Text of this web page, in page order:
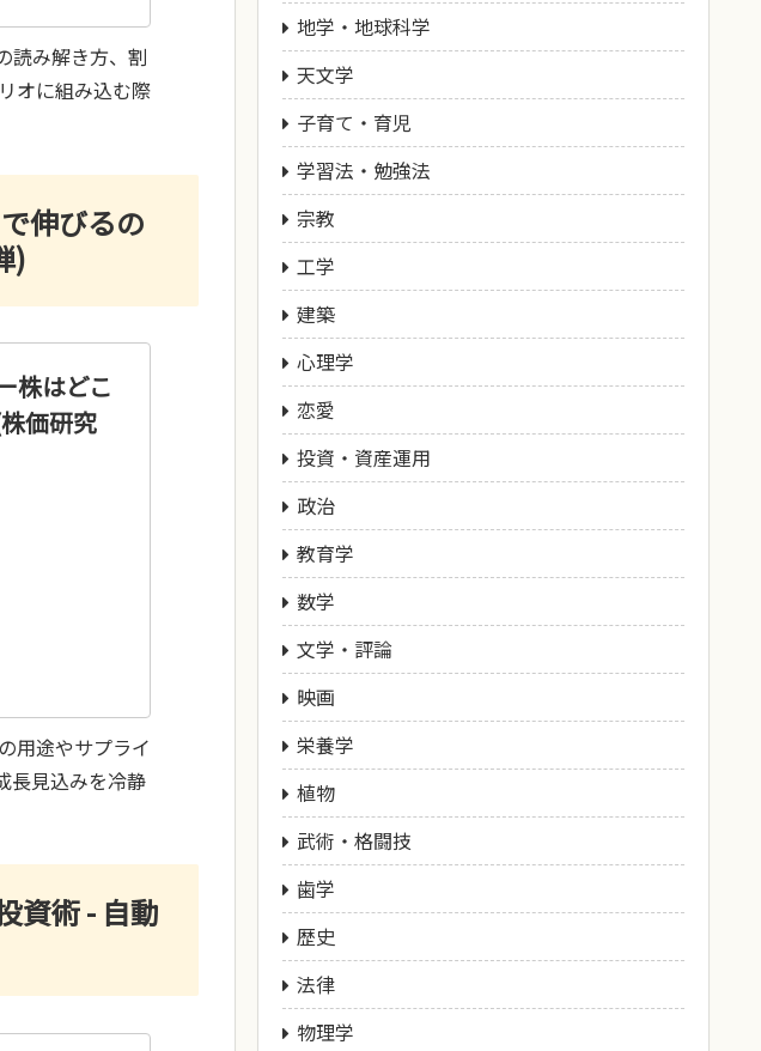
読み解き方、割
オに組み込む際
伸びるの
)
株はどこ
価研究
用途やサプライ
長見込みを冷静
資術 - 自動
地学・地球科学
天文学
子育て・育児
学習法・勉強法
宗教
工学
建築
心理学
恋愛
投資・資産運用
政治
教育学
数学
文学・評論
映画
栄養学
植物
武術・格闘技
歯学
歴史
法律
物理学